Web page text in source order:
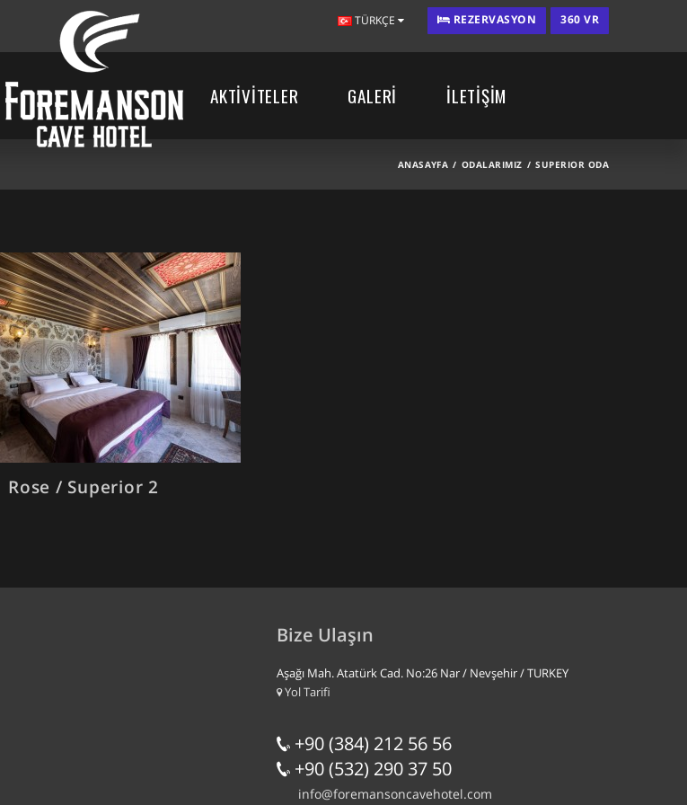
TÜRKÇE REZERVASYON 360 VR
AKTİVİTELER GALERİ İLETİŞİM
ANASAYFA ODALARIMIZ SUPERIOR ODA
Rose / Superior 2
Bize Ulaşın
Aşağı Mah. Atatürk Cad. No:26 Nar / Nevşehir / TURKEY
Yol Tarifi
+90 (384) 212 56 56
+90 (532) 290 37 50
info@foremansoncavehotel.com